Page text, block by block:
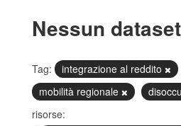
Nessun
Tag:
integrazione al reddito
mobilità regionale
risorse: